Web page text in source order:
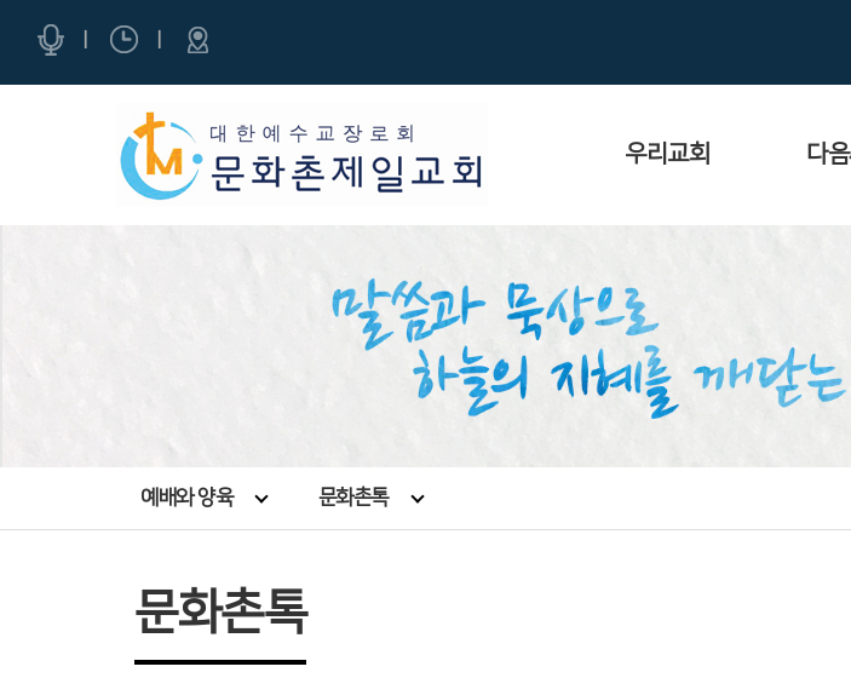
우리교회 다
예배와 양육 문화촌톡
문화촌톡